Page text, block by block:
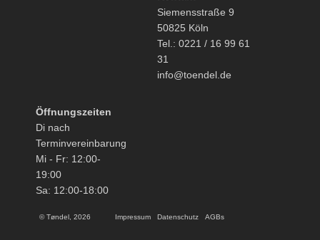
Siemensstraße 9
50825 Köln
Tel.: 0221 / 16 99 61
31
info@toendel.de
Öffnungszeiten
Di nach
Terminvereinbarung
Mi - Fr: 12:00-
19:00
Sa: 12:00-18:00
© Tøndel, 2026 Impressum Datenschutz AGBs